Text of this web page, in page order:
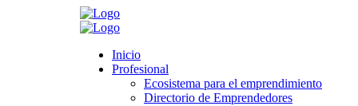
Inicio
Profesional
Ecosistema para el emprendimiento
Directorio de Emprendedores
Ecosistema para el emprendimiento
Directorio de Emprendedores